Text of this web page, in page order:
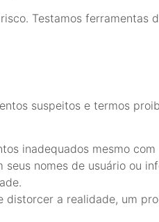
Testamos ferramentas
suspeitos e termos
inadequados mesmo
nomes de usuário ou
a realidade, um